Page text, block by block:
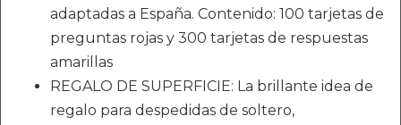
adaptadas a España. Contenido: 100 tarjetas de
preguntas rojas y 300 tarjetas de respuestas
amarillas
REGALO DE SUPERFICIE: La brillante idea de
regalo para despedidas de soltero,